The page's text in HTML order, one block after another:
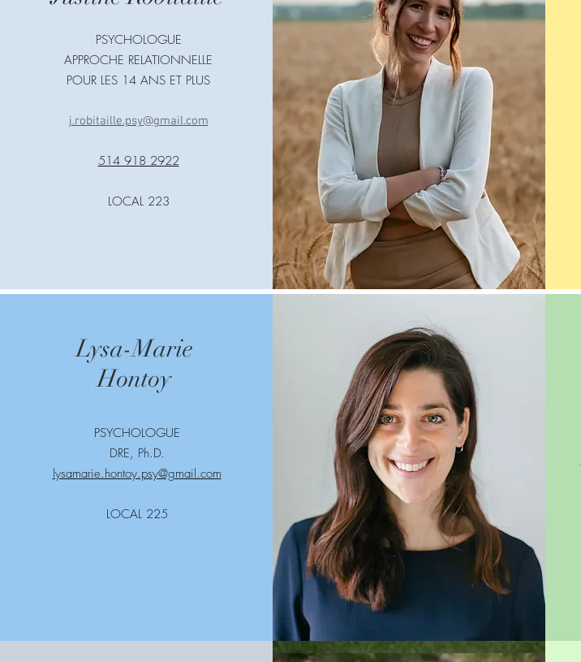
PSYCHOLOGUE
APPROCHE RELATIONNELLE
POUR LES 14 ANS ET PLUS
j.robitaille.psy@gmail.com
514 918 2922
LOCAL 223
Lysa-Marie
Hontoy
PSYCHOLOGUE
DRE, Ph.D.
lysamarie.hontoy.psy@gmail.com
LOCAL 225